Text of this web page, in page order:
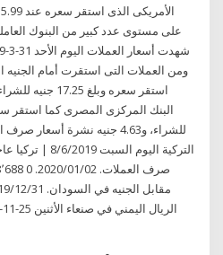
على مستوى عدد كبير من البنوك
ومن العملات التى استقرت أمام الجنيه
للشراء، و4.63 جنيه نشرة
التركية اليوم